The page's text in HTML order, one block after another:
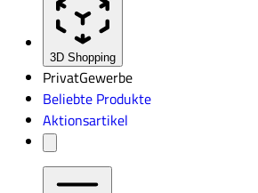
3D Shopping
PrivatGewerbe
Beliebte Produkte
Aktionsartikel